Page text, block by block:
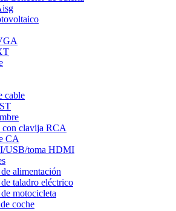
cable
con clavija RCA
CA
USB/toma HDMI
alimentación
taladro eléctrico
motocicleta
coche